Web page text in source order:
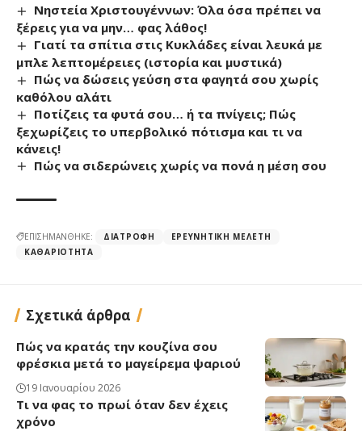
Νηστεία Χριστουγέννων: Όλα όσα πρέπει να
ξέρεις για να μην… φας λάθος!
Γιατί τα σπίτια στις Κυκλάδες είναι λευκά με
μπλε λεπτομέρειες (ιστορία και μυστικά)
Πώς να δώσεις γεύση στα φαγητά σου χωρίς
καθόλου αλάτι
Ποτίζεις τα φυτά σου… ή τα πνίγεις; Πώς
ξεχωρίζεις το υπερβολικό πότισμα και τι να
κάνεις!
Πώς να σιδερώνεις χωρίς να πονά η μέση σου
ΕΠΙΣΗΜΑΝΘΗΚΕ: ΔΙΑΤΡΟΦΉ
ΕΡΕΥΝΗΤΙΚΉ ΜΕΛΈΤΗ
ΚΑΘΑΡΙΌΤΗΤΑ
Σχετικά άρθρα
Πώς να κρατάς την κουζίνα σου
φρέσκια μετά το μαγείρεμα ψαριού
19 Ιανουαρίου 2026
Τι να φας το πρωί όταν δεν έχεις
χρόνο